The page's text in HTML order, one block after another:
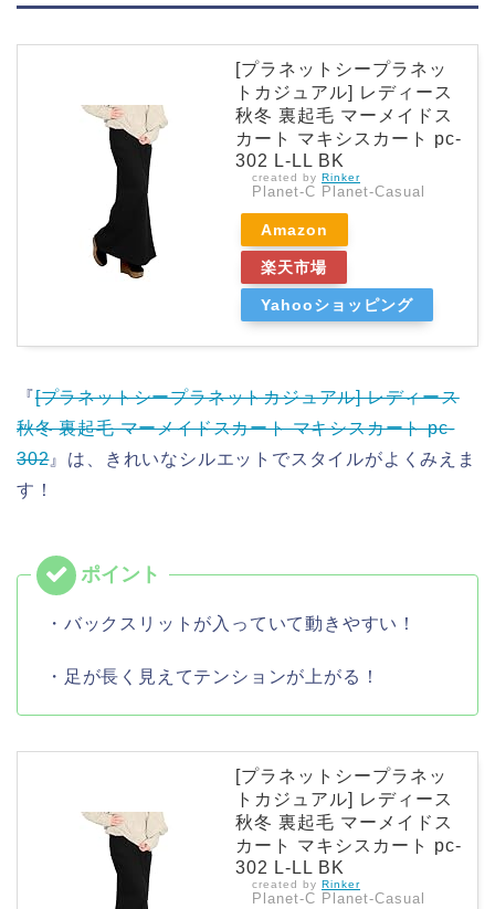
[プラネットシープラネッ
トカジュアル] レディース
秋冬 裏起毛 マーメイドス
カート マキシスカート pc-
302 L-LL BK
created by Rinker
Planet-C Planet-Casual
Amazon
楽天市場
Yahooショッピング
『[プラネットシープラネットカジュアル] レディース
秋冬 裏起毛 マーメイドスカート マキシスカート pc-
302』は、きれいなシルエットでスタイルがよくみえま
す！
・バックスリットが入っていて動きやすい！
・足が長く見えてテンションが上がる！
[プラネットシープラネッ
トカジュアル] レディース
秋冬 裏起毛 マーメイドス
カート マキシスカート pc-
302 L-LL BK
created by Rinker
Planet-C Planet-Casual